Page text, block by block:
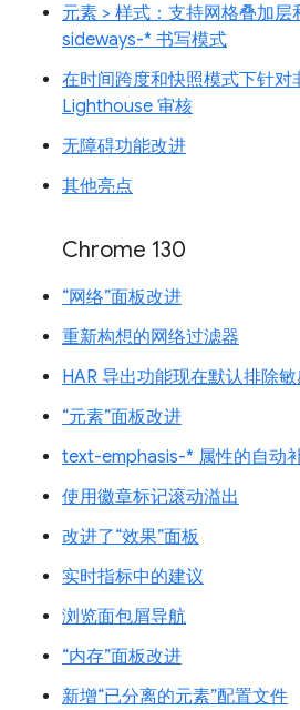
元素 > 样式：支持网格叠加层
sideways-* 书写模式
在时间跨度和快照模式下针对
Lighthouse 审核
无障碍功能改进
其他亮点
Chrome 130
“网络”面板改进
重新构想的网络过滤器
HAR 导出功能现在默认排除
“元素”面板改进
text-emphasis-* 属性的自动
使用徽章标记滚动溢出
改进了“效果”面板
实时指标中的建议
浏览面包屑导航
“内存”面板改进
新增“已分离的元素”配置文件